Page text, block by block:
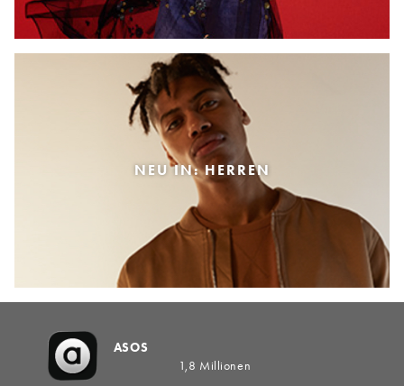
NEU IN: HERREN
ASOS
1,8 Millionen